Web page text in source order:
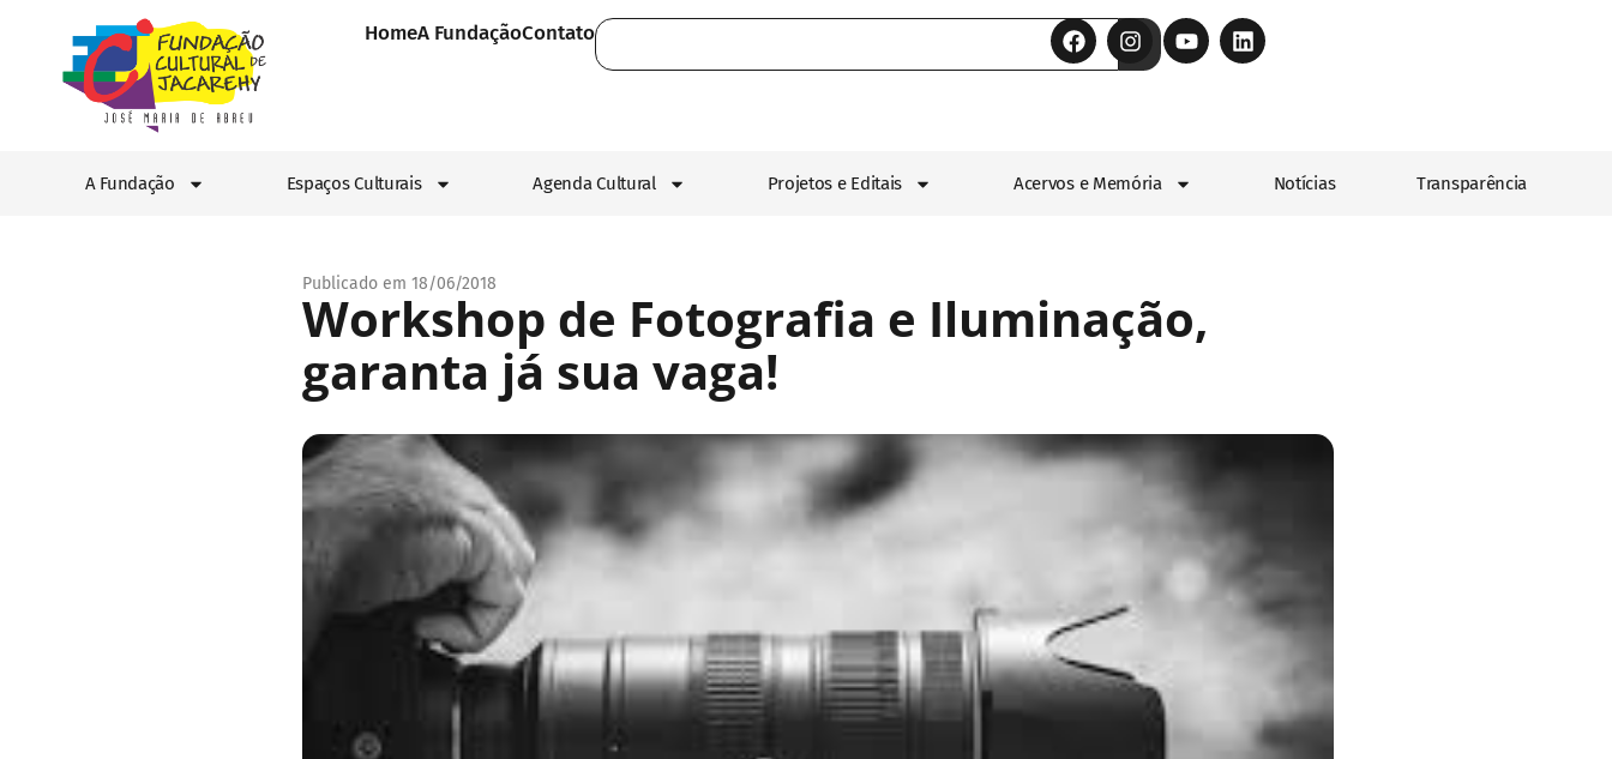
HomeA FundaçãoContato
A Fundação Espaços Culturais Agenda Cultural Projetos e Editais Acervos e Memória Notícias Transparência
Publicado em 18/06/2018
Workshop de Fotografia e Iluminação,
garanta já sua vaga!